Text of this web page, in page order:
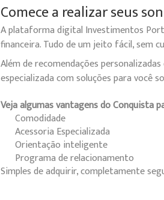
Comece a realizar seus
A plataforma digital Investimentos
financeira. Tudo de um jeito fácil, sem
Além de recomendações
especializada com soluções para você
Veja algumas vantagens do Conquista
Comodidade
Acessoria Especializada
Orientação inteligente
Programa de relacionamento
Simples de adquirir, completamente